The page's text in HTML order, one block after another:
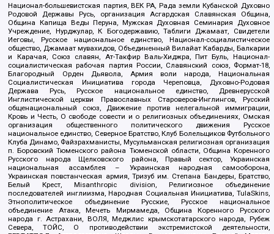
Национал-большевистская партия, ВЕК РА, Рада земли Кубанской Духовно
Родовой Державы Русь, организация Асгардская Славянская Община,
Община Капища Веды Перуна, Мужская Духовная Семинария Духовное
Учреждение, Нурджулар, К Богодержавию, Таблиги Джамаат, Свидетели
Иеговы, Русское национальное единство, Национал-социалистическое
общество, Джамаат мувахидов, Объединенный Вилайат Кабарды, Балкарии
и Карачая, Союз славян, Ат-Такфир Валь-Хиджра, Пит Буль, Национал-
социалистическая рабочая партия России, Славянский союз, Формат-18,
Благородный Орден Дьявола, Армия воли народа, Национальная
Социалистическая Инициатива города Череповца, Духовно-Родовая
Держава Русь, Русское национальное единство, Древнерусской
Инглистической церкви Православных Староверов-Инглингов, Русский
общенациональный союз, Движение против нелегальной иммиграции,
Кровь и Честь, О свободе совести и о религиозных объединениях, Омская
организация общественного политического движения Русское
национальное единство, Северное Братство, Клуб Болельщиков Футбольного
Клуба Динамо, Файзрахманисты, Мусульманская религиозная организация
п. Боровский Тюменского района Тюменской области, Община Коренного
Русского народа Щелковского района, Правый сектор, Украинская
национальная ассамблея – Украинская народная самооборона,
Украинская повстанческая армия, Тризуб им. Степана Бандеры, Братство,
Белый Крест, Misanthropic division, Религиозное объединение
последователей инглиизма, Народная Социальная Инициатива, TulaSkins,
Этнополитическое объединение Русские, Русское национальное
объединение Атака, Мечеть Мирмамеда, Община Коренного Русского
народа г. Астрахани, ВОЛЯ, Меджлис крымскотатарского народа, Рубеж
Севера, ТОЙС, О противодействии экстремистской деятельности,